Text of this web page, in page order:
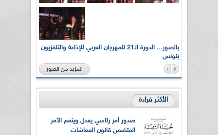
بالصور... الدورة الـ21 للمهرجان العربي للإذاعة والتلفزيون
بتونس
المزيد من الصور
الأكثر قراءة
صدور أمر رئاسي يعدل ويتمم الأمر
المتضمن قانون المعاشات